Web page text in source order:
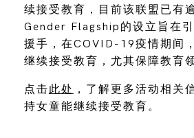
续接受教育，目前该联盟已有
Gender Flagship的设立旨在
援手，在COVID-19疫情期间
继续接受教育，尤其保障教育
点击此处 ，了解更多活动相关
持女童能继续接受教育。